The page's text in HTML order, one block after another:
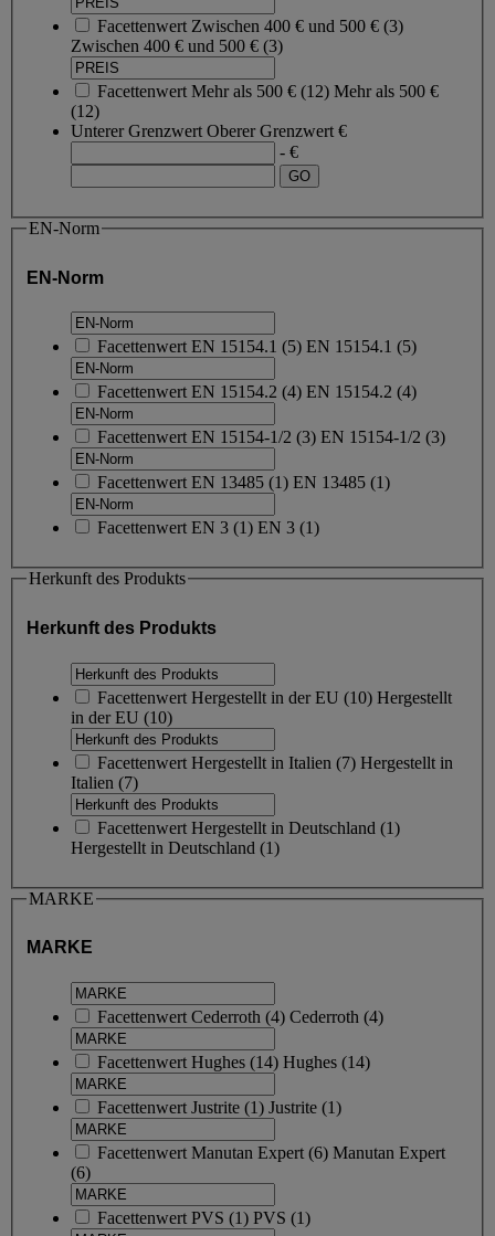
Facettenwert Zwischen 400 € und 500 € (3)
Zwischen 400 € und 500 € (3)
Facettenwert Mehr als 500 € (12) Mehr als 500 €
(12)
Unterer Grenzwert Oberer Grenzwert €
- €
EN-Norm
EN-Norm
Facettenwert EN 15154.1 (5) EN 15154.1 (5)
Facettenwert EN 15154.2 (4) EN 15154.2 (4)
Facettenwert EN 15154-1/2 (3) EN 15154-1/2 (3)
Facettenwert EN 13485 (1) EN 13485 (1)
Facettenwert EN 3 (1) EN 3 (1)
Herkunft des Produkts
Herkunft des Produkts
Facettenwert Hergestellt in der EU (10) Hergestellt
in der EU (10)
Facettenwert Hergestellt in Italien (7) Hergestellt in
Italien (7)
Facettenwert Hergestellt in Deutschland (1)
Hergestellt in Deutschland (1)
MARKE
MARKE
Facettenwert Cederroth (4) Cederroth (4)
Facettenwert Hughes (14) Hughes (14)
Facettenwert Justrite (1) Justrite (1)
Facettenwert Manutan Expert (6) Manutan Expert
(6)
Facettenwert PVS (1) PVS (1)